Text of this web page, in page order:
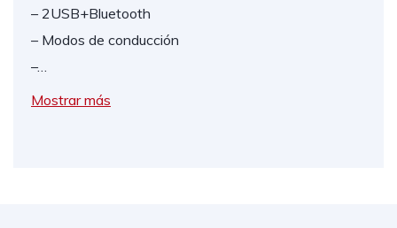
– 2USB+Bluetooth
– Modos de conducción
–…
Mostrar más